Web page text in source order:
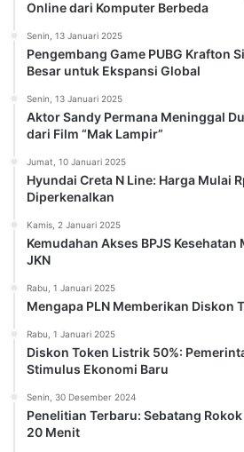
Online dari Komputer Berbeda
Senin, 13 Januari 2025
Pengembang Game PUBG Krafton
Besar untuk Ekspansi Global
Senin, 13 Januari 2025
Aktor Sandy Permana Meninggal
dari Film “Mak Lampir”
Jumat, 10 Januari 2025
Hyundai Creta N Line: Harga Mulai
Diperkenalkan
Kamis, 2 Januari 2025
Kemudahan Akses BPJS
JKN
Rabu, 1 Januari 2025
Mengapa PLN Memberikan Diskon
Rabu, 1 Januari 2025
Diskon Token Listrik 50%:
Stimulus Ekonomi Baru
Senin, 30 Desember 2024
Penelitian Terbaru: Sebatang
20 Menit